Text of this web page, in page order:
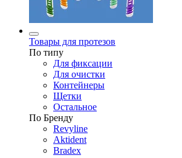
Товары для протезов
По типу
Для фиксации
Для очистки
Контейнеры
Щетки
Остальное
По Бренду
Revyline
Aktident
Bradex